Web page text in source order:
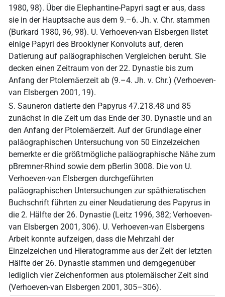
1980, 98). Über die Elephantine-Papyri sagt er aus, dass
sie in der Hauptsache aus dem 9.–6. Jh. v. Chr. stammen
(Burkard 1980, 96, 98). U. Verhoeven-van Elsbergen listet
einige Papyri des Brooklyner Konvoluts auf, deren
Datierung auf paläographischen Vergleichen beruht. Sie
decken einen Zeitraum von der 22. Dynastie bis zum
Anfang der Ptolemäerzeit ab (9.–4. Jh. v. Chr.) (Verhoeven-
van Elsbergen 2001, 19).
S. Sauneron datierte den Papyrus 47.218.48 und 85
zunächst in die Zeit um das Ende der 30. Dynastie und an
den Anfang der Ptolemäerzeit. Auf der Grundlage einer
paläographischen Untersuchung von 50 Einzelzeichen
bemerkte er die größtmögliche paläographische Nähe zum
pBremner-Rhind sowie dem pBerlin 3008. Die von U.
Verhoeven-van Elsbergen durchgeführten
paläographischen Untersuchungen zur späthieratischen
Buchschrift führten zu einer Neudatierung des Papyrus in
die 2. Hälfte der 26. Dynastie (Leitz 1996, 382; Verhoeven-
van Elsbergen 2001, 306). U. Verhoeven-van Elsbergens
Arbeit konnte aufzeigen, dass die Mehrzahl der
Einzelzeichen und Hieratogramme aus der Zeit der letzten
Hälfte der 26. Dynastie stammen und demgegenüber
lediglich vier Zeichenformen aus ptolemäischer Zeit sind
(Verhoeven-van Elsbergen 2001, 305–306).